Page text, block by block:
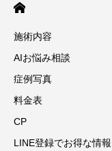
施術内容
AIお悩み相談
症例写真
料金表
CP
LINE登録でお得な情報